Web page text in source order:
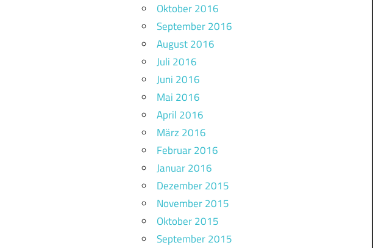
Oktober 2016
September 2016
August 2016
Juli 2016
Juni 2016
Mai 2016
April 2016
März 2016
Februar 2016
Januar 2016
Dezember 2015
November 2015
Oktober 2015
September 2015